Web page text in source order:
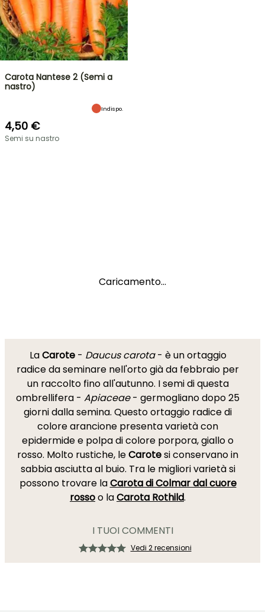
Carota Nantese 2 (Semi a
nastro)
Indispo.
4,50 €
Semi su nastro
Caricamento...
LaCarote- Daucus carota- è un ortaggio
radice da seminare nell'orto già da febbraio per
un raccolto fino all'autunno. I semi di questa
ombrellifera - Apiaceae- germogliano dopo 25
giorni dalla semina. Questo ortaggio radice di
colore arancione presenta varietà con
epidermide e polpa di colore porpora, giallo o
rosso. Molto rustiche, leCarotesi conservano in
sabbia asciutta al buio. Tra le migliori varietà si
possono trovare laCarota di Colmar dal cuore
rossoo laCarota Rothild.
I TUOI COMMENTI
Vedi 2 recensioni